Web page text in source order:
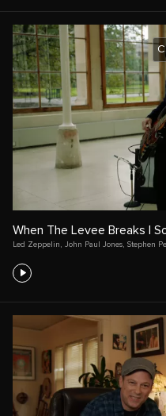
When The Levee Breaks |
Led Zeppelin John Paul Jones Stephen